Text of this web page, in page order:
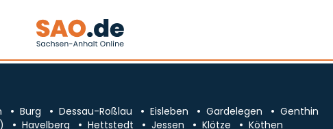
Burg Dessau-Roßlau Eisleben Gardelegen
Genthin
Havelberg Hettstedt Jessen Klötze Köthen